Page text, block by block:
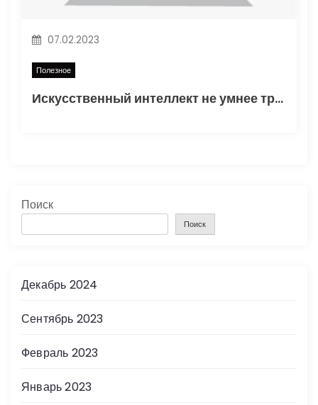
07.02.2023
Полезное
Искусственный интеллект не умнее трехлетнего ребенка
Поиск
Поиск
Декабрь 2024
Сентябрь 2023
Февраль 2023
Январь 2023